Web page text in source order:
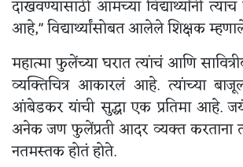
दाखवण्यासाठी आमच्या विद्यार्थ्यांनी
आहे," विद्यार्थ्यांसोबत आलेले शिक्षक
महात्मा फुलेंच्या घरात त्यांचं आणि
व्यक्तिचित्र आकारलं आहे. त्यांच्या
आंबेडकर यांची सुद्धा एक प्रतिमा आहे.
अनेक जण फुलेंप्रती आदर व्यक्त करताना
नतमस्तक होतं होते.